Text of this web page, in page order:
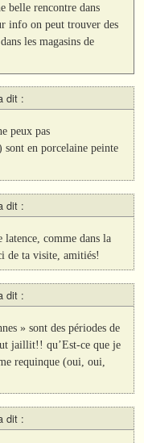
belle rencontre dans
info on peut trouver des
les magasins de
dit :
peux pas
en porcelaine peinte
dit :
latence, comme dans la
ta visite, amitiés!
dit :
» sont des périodes de
jaillit!! qu’Est-ce que je
requinque (oui, oui,
dit :